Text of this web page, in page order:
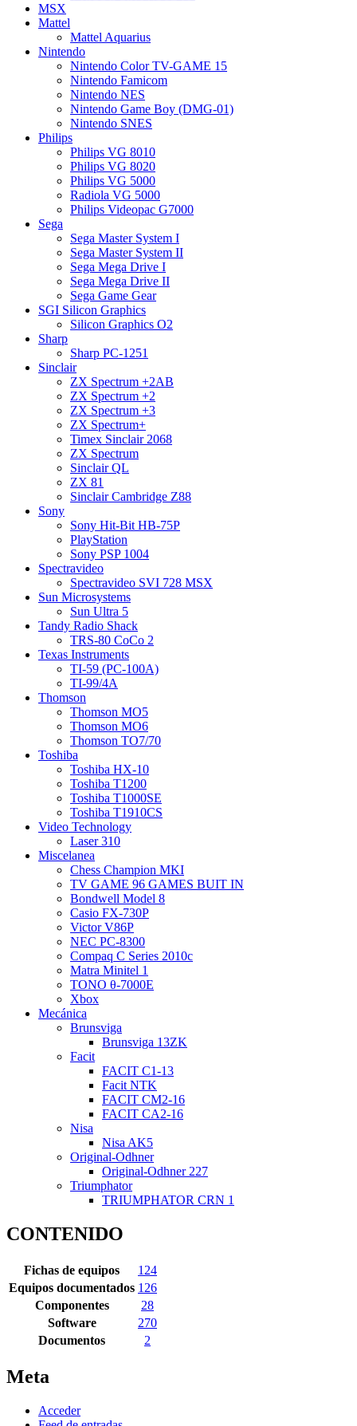
MSX
Mattel
Mattel Aquarius
Nintendo
Nintendo Color TV-GAME 15
Nintendo Famicom
Nintendo NES
Nintendo Game Boy (DMG-01)
Nintendo SNES
Philips
Philips VG 8010
Philips VG 8020
Philips VG 5000
Radiola VG 5000
Philips Videopac G7000
Sega
Sega Master System I
Sega Master System II
Sega Mega Drive I
Sega Mega Drive II
Sega Game Gear
SGI Silicon Graphics
Silicon Graphics O2
Sharp
Sharp PC-1251
Sinclair
ZX Spectrum +2AB
ZX Spectrum +2
ZX Spectrum +3
ZX Spectrum+
Timex Sinclair 2068
ZX Spectrum
Sinclair QL
ZX 81
Sinclair Cambridge Z88
Sony
Sony Hit-Bit HB-75P
PlayStation
Sony PSP 1004
Spectravideo
Spectravideo SVI 728 MSX
Sun Microsystems
Sun Ultra 5
Tandy Radio Shack
TRS-80 CoCo 2
Texas Instruments
TI-59 (PC-100A)
TI-99/4A
Thomson
Thomson MO5
Thomson MO6
Thomson TO7/70
Toshiba
Toshiba HX-10
Toshiba T1200
Toshiba T1000SE
Toshiba T1910CS
Video Technology
Laser 310
Miscelanea
Chess Champion MKI
TV GAME 96 GAMES BUIT IN
Bondwell Model 8
Casio FX-730P
Victor V86P
NEC PC-8300
Compaq C Series 2010c
Matra Minitel 1
TONO θ-7000E
Xbox
Mecánica
Brunsviga
Brunsviga 13ZK
Facit
FACIT C1-13
Facit NTK
FACIT CM2-16
FACIT CA2-16
Nisa
Nisa AK5
Original-Odhner
Original-Odhner 227
Triumphator
TRIUMPHATOR CRN 1
CONTENIDO
Fichas de equipos
124
Equipos documentados 126
Componentes
28
Software
270
Documentos
2
Meta
Acceder